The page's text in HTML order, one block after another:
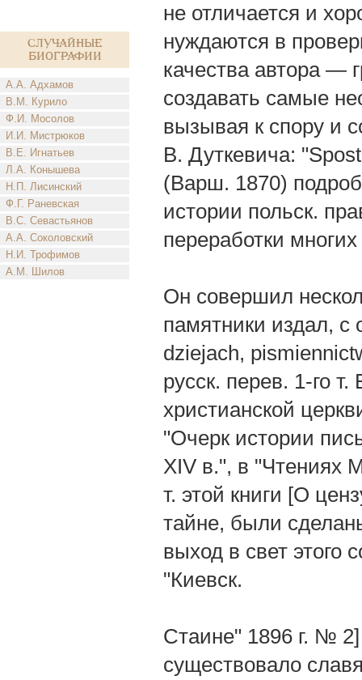
Случайные
биографии
А.А. Адхамов
В.М. Курило
Ф.И. Мосолов
И.И. Мистрюков
В.Е. Игнатьев
Л.А. Конышева
Н.П. Лисинский
Ф.Г. Раневская
В.С. Севастьянов
А.А. Соколовский
Н.И. Трофимов
А.М. Шилов
не отличается и
нуждаются в
качества автора —
создавать самые
вызывая к спору и
В. Дуткевича:
(Варш. 1870)
истории польск.
переработки
Он совершил
памятники издал, с
dziejach,
русск. перев. 1-го
христианской
"Очерк истории
XIV в.", в "Чтениях
т. этой книги [О
тайне, были
выход в свет этого
"Киевск.
Стаине" 1896 г. №
существовало